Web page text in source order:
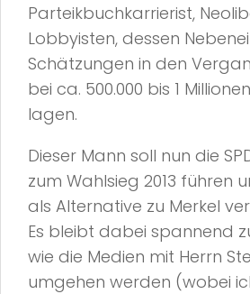
Parteikbuchkarrierist,
Lobbyisten, dessen
Schätzungen in den
bei ca. 500.000 bis 1
lagen.
Dieser Mann soll nun die
zum Wahlsieg 2013 führen
als Alternative zu Merkel
Es bleibt dabei spannend
wie die Medien mit Herrn
umgehen werden (wobei